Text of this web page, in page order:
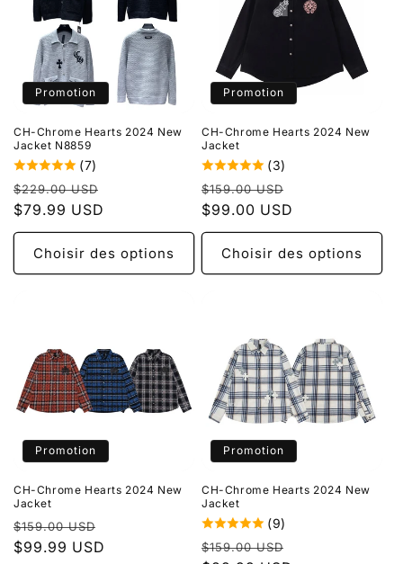
Promotion
CH-Chrome Hearts 2024 New
Jacket N8859
(7)
Prix
habituel
$229.00 USD
promotionnel
$79.99 USD
Choisir des options
Promotion
CH-Chrome Hearts 2024 New
Jacket
(3)
Prix
habituel
$159.00 USD
$99.00 USD
Choisir des options
Promotion
CH-Chrome Hearts 2024 New
Jacket
Prix
habituel
$159.00 USD
promotionnel
$99.99 USD
Promotion
CH-Chrome Hearts 2024 New
Jacket
(9)
Prix
$159.00 USD